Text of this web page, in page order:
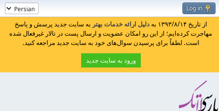
Log in
از تاریخ ۱۳۹۳/۸/۱۴ به دلیل ارائه خدمات بهتر به سایت جدید پرسش و پاسخ
مهاجرت کرده‌ایم؛ از این رو امکان عضویت و ارسال پست در تالار غیرفعال شده
است. لطفاً برای پرسیدن سوال‌های خود به سایت جدید مراجعه کنید.
ورود به سایت جدید